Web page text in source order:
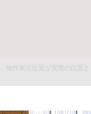
件表示位置が実際の位置と